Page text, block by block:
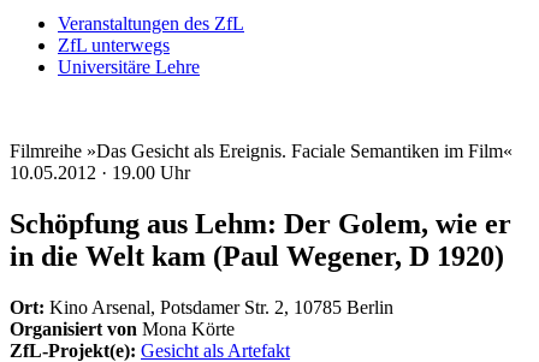
Veranstaltungen des ZfL
ZfL unterwegs
Universitäre Lehre
Filmreihe »Das Gesicht als Ereignis. Faciale Semantiken im Film«
10.05.2012 · 19.00 Uhr
Schöpfung aus Lehm: Der Golem, wie er
in die Welt kam (Paul Wegener, D 1920)
Ort: Kino Arsenal, Potsdamer Str. 2, 10785 Berlin
Organisiert von Mona Körte
ZfL-Projekt(e): Gesicht als Artefakt